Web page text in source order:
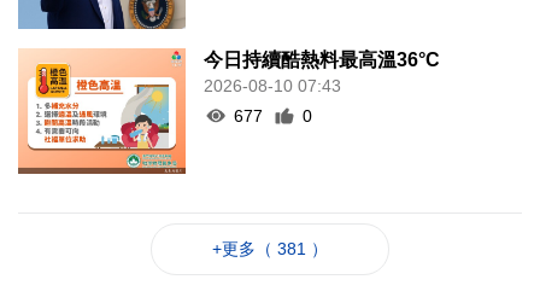
今日持續酷熱料最高溫36°C
2026-08-10 07:43
677
0
+更多（ 381 ）